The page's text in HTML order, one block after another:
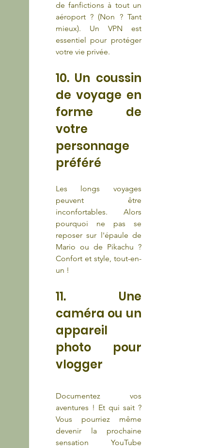
de fanfictions à tout un
aéroport ? (Non ? Tant
mieux). Un VPN est
essentiel pour protéger
votre vie privée.
10. Un coussin
de voyage en
forme de
votre
personnage
préféré
Les longs voyages
peuvent être
inconfortables. Alors
pourquoi ne pas se
reposer sur l'épaule de
Mario ou de Pikachu ?
Confort et style, tout-en-
un !
11. Une
caméra ou un
appareil
photo pour
vlogger
Documentez vos
aventures ! Et qui sait ?
Vous pourriez même
devenir la prochaine
sensation YouTube